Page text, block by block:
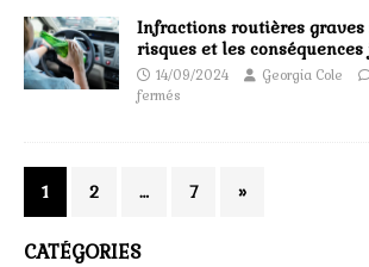
Infractions routières graves
risques et les
14/09/2024 Georgia Cole
fermés
1 2 … 7 »
CATÉGORIES